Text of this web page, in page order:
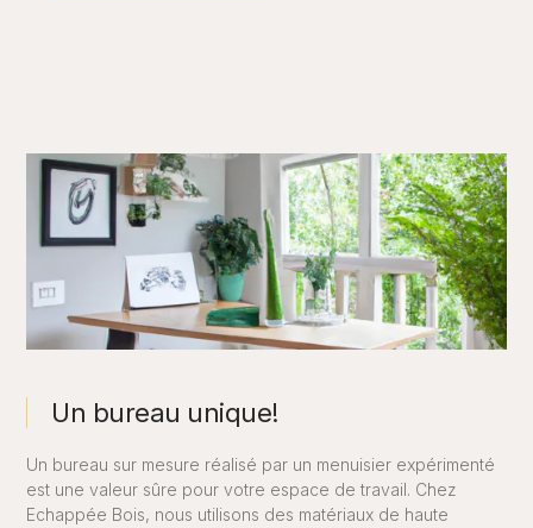
Un bureau unique!
Un bureau sur mesure réalisé par un menuisier expérimenté
est une valeur sûre pour votre espace de travail. Chez
Echappée Bois, nous utilisons des matériaux de haute